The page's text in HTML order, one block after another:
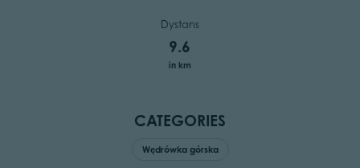
Dystans
9.6
in km
CATEGORIES
Wędrówka górska